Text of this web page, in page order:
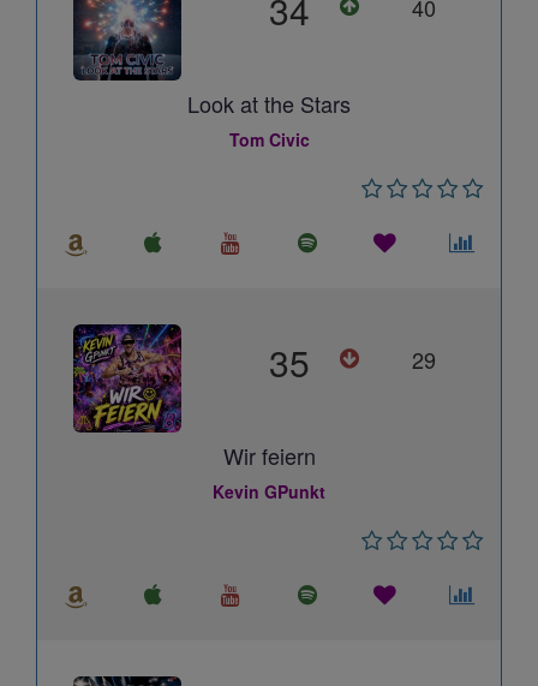
40
Look at the Stars
Tom Civic
35 29
Wir feiern
Kevin GPunkt